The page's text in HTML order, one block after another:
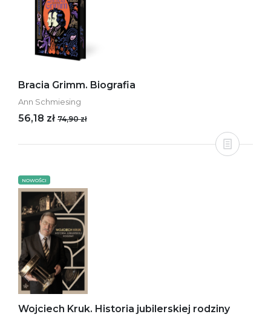
Bracia Grimm. Biografia
Ann Schmiesing
56,18 zł 74,90 zł
NOWOŚCI
Wojciech Kruk. Historia jubilerskiej rodziny